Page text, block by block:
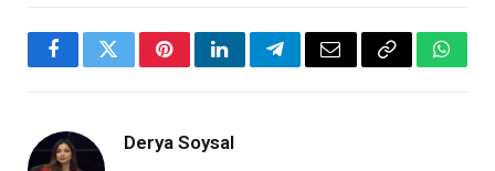
FacebookTwitterPinterestLinkedInTelegramEmail Copy
Derya Soysal